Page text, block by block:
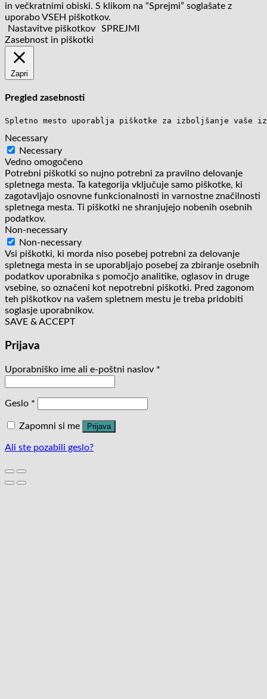
in večkratnimi obiski. S klikom na “Sprejmi” soglašate z
uporabo VSEH piškotkov.
Nastavitve piškotkov
SPREJMI
Zasebnost in piškotki
Zapri
Pregled zasebnosti
Spletno mesto uporablja piškotke za izboljšanje vaše
Necessary
Necessary
Vedno omogočeno
Potrebni piškotki so nujno potrebni za pravilno delovanje
spletnega mesta. Ta kategorija vključuje samo piškotke, ki
zagotavljajo osnovne funkcionalnosti in varnostne značilnosti
spletnega mesta. Ti piškotki ne shranjujejo nobenih osebnih
podatkov.
Non-necessary
Non-necessary
Vsi piškotki, ki morda niso posebej potrebni za delovanje
spletnega mesta in se uporabljajo posebej za zbiranje osebnih
podatkov uporabnika s pomočjo analitike, oglasov in druge
vsebine, so označeni kot nepotrebni piškotki. Pred zagonom
teh piškotkov na vašem spletnem mestu je treba pridobiti
soglasje uporabnikov.
SAVE & ACCEPT
Prijava
Uporabniško ime ali e-poštni naslov *
Geslo *
Zapomni si me Prijava
Ali ste pozabili geslo?